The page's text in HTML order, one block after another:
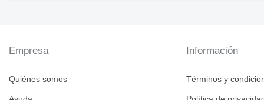
Empresa
Quiénes somos
Información
Términos y